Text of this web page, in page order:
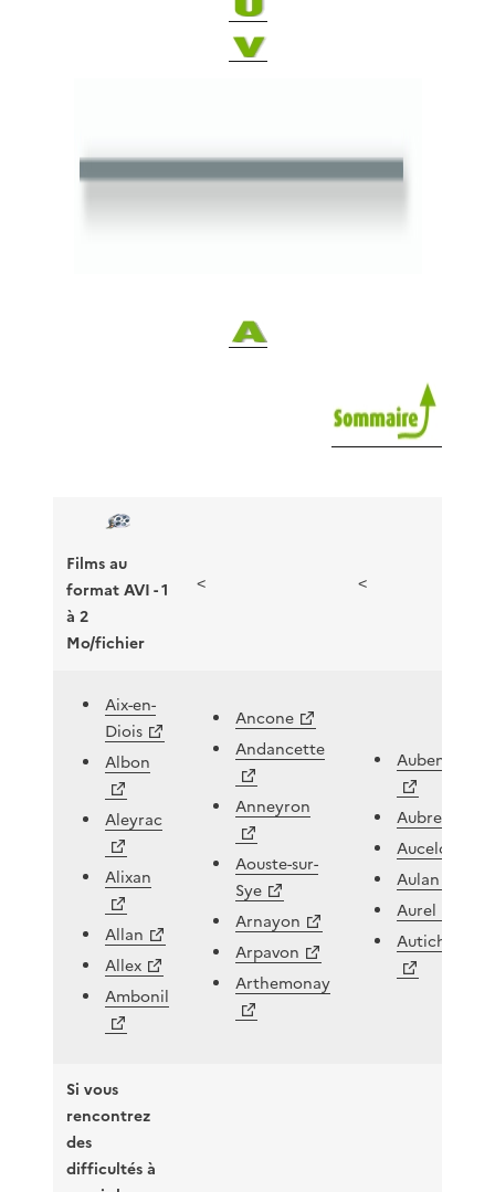
Films au
format AVI - 1
à 2
Mo/fichier
< <
Aix-en-
Diois
Albon
Aleyrac
Alixan
Allan
Allex
Ambonil
Ancone
Andancette
Anneyron
Aouste-sur-
Sye
Arnayon
Arpavon
Arthemonay
Aubenasson
Aubres
Aucelon
Aulan
Aurel
Autichamp
Si vous
rencontrez
des
difficultés à